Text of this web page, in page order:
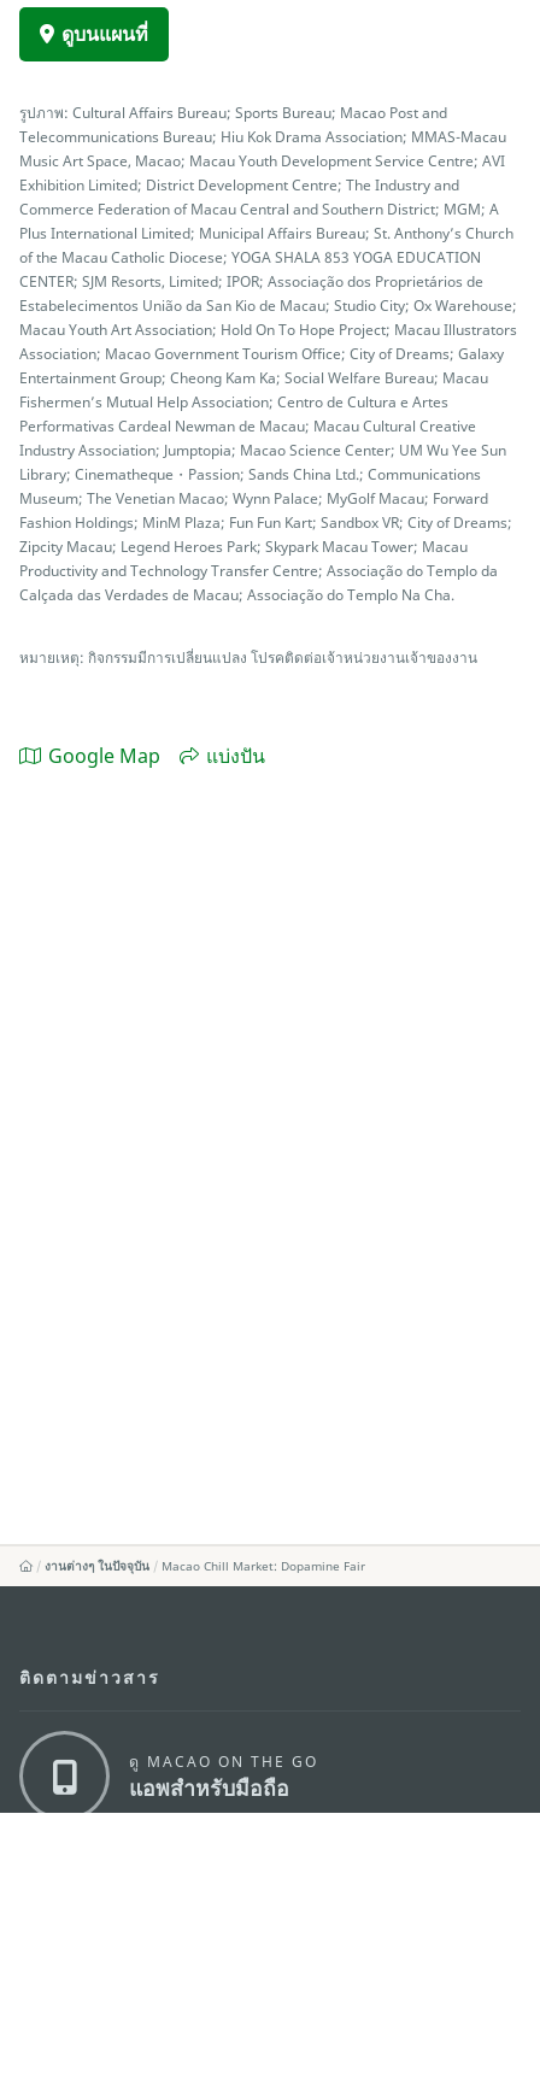
ดูบนแผนที่
รูปภาพ: Cultural Affairs Bureau; Sports Bureau; Macao Post and
Telecommunications Bureau; Hiu Kok Drama Association; MMAS-Macau
Music Art Space, Macao; Macau Youth Development Service Centre; AVI
Exhibition Limited; District Development Centre; The Industry and
Commerce Federation of Macau Central and Southern District; MGM; A
Plus International Limited; Municipal Affairs Bureau; St. Anthony’s Church
of the Macau Catholic Diocese; YOGA SHALA 853 YOGA EDUCATION
CENTER; SJM Resorts, Limited; IPOR; Associação dos Proprietários de
Estabelecimentos União da San Kio de Macau; Studio City; Ox Warehouse;
Macau Youth Art Association; Hold On To Hope Project; Macau Illustrators
Association; Macao Government Tourism Office; City of Dreams; Galaxy
Entertainment Group; Cheong Kam Ka; Social Welfare Bureau; Macau
Fishermen’s Mutual Help Association; Centro de Cultura e Artes
Performativas Cardeal Newman de Macau; Macau Cultural Creative
Industry Association; Jumptopia; Macao Science Center; UM Wu Yee Sun
Library; Cinematheque・Passion; Sands China Ltd.; Communications
Museum; The Venetian Macao; Wynn Palace; MyGolf Macau; Forward
Fashion Holdings; MinM Plaza; Fun Fun Kart; Sandbox VR; City of Dreams;
Zipcity Macau; Legend Heroes Park; Skypark Macau Tower; Macau
Productivity and Technology Transfer Centre; Associação do Templo da
Calçada das Verdades de Macau; Associação do Templo Na Cha.
หมายเหตุ: กิจกรรมมีการเปลี่ยนแปลง โปรคติดต่อเจ้าหน่วยงานเจ้าของงาน
Google Map แบ่งปัน
งานต่างๆ ในปัจจุบัน Macao Chill Market: Dopamine Fair
ติดตามข่าวสาร
ดู MACAO ON THE GO
แอพสำหรับมือถือ